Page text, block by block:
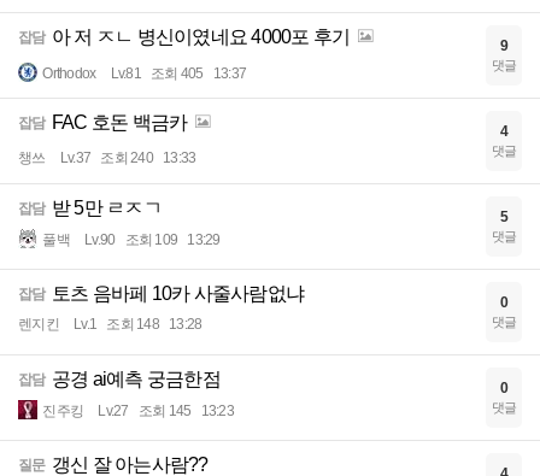
잡담 아 저 ㅈㄴ 병신이였네요 4000포 후기
Orthodox Lv.81 조회 405 13:37
9
댓글
잡담 FAC 호돈 백금카
챙쓰 Lv.37 조회 240 13:33
4
댓글
잡담 받 5만 ㄹㅈㄱ
풀백 Lv.90 조회 109 13:29
5
댓글
잡담 토츠 음바페 10카 사줄사람없냐
렌지킨 Lv.1 조회 148 13:28
0
댓글
잡담 공경 ai예측 궁금한점
진주킹 Lv.27 조회 145 13:23
0
댓글
질문 갱신 잘 아는사람??